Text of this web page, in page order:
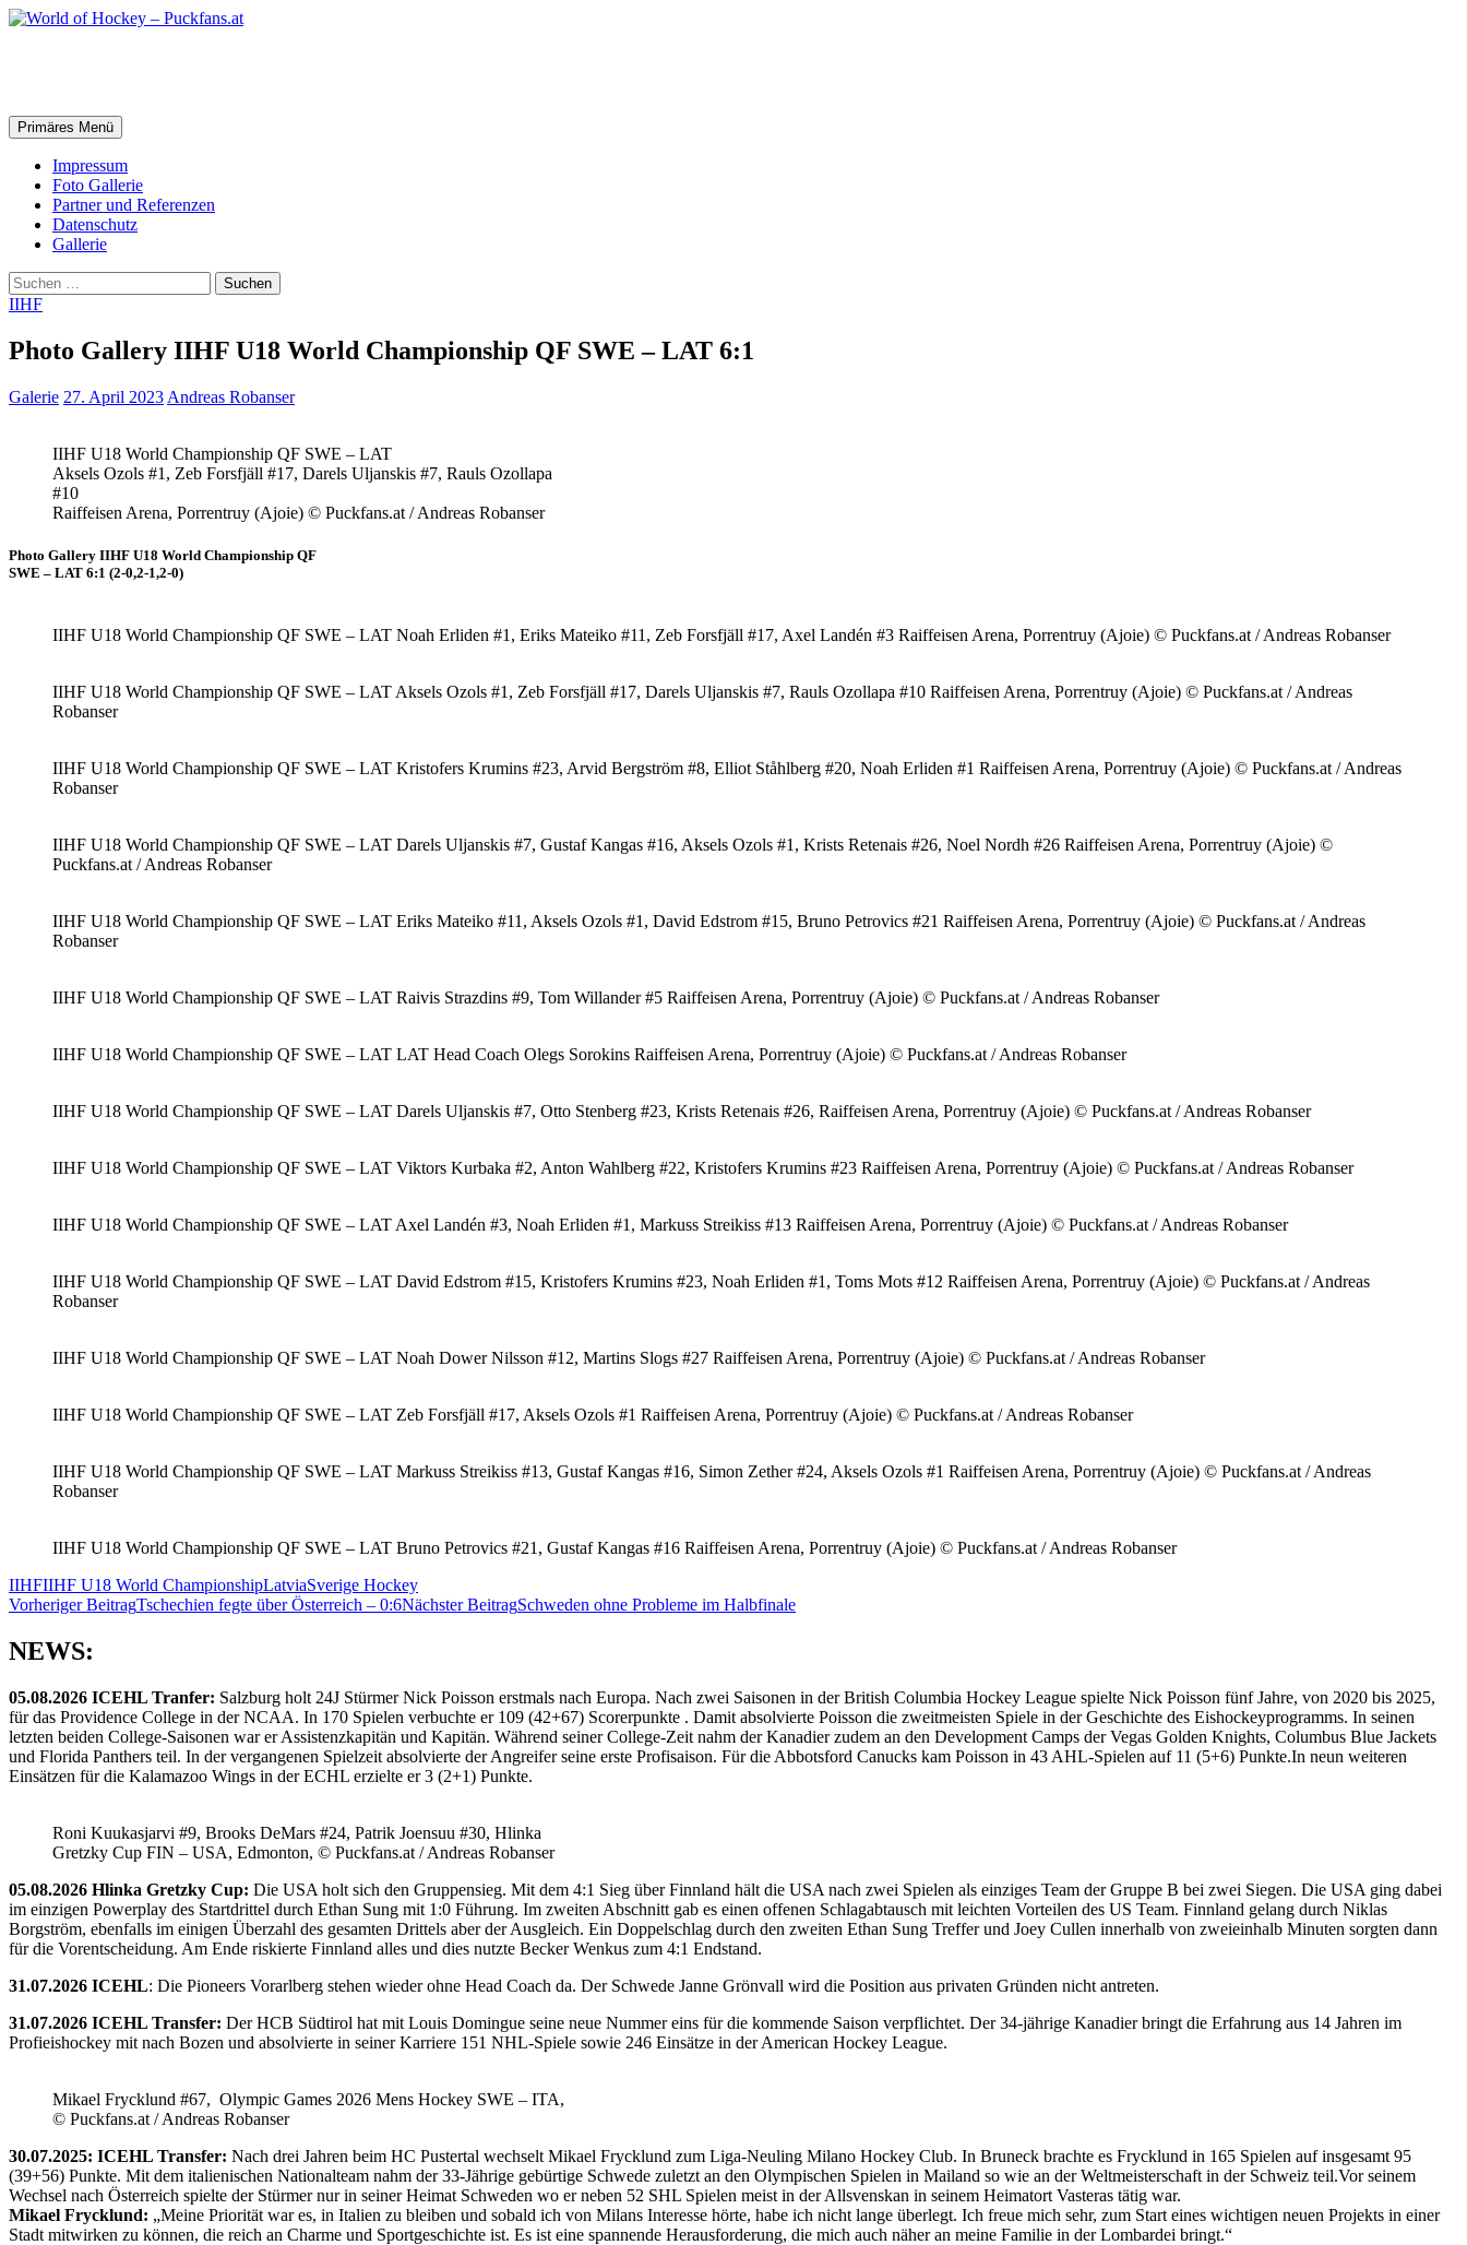
Zum
Suchen
Primäres Menü
Impressum
Foto Gallerie
Partner und Referenzen
Datenschutz
Gallerie
Suchen
nach:
IIHF
Photo Gallery IIHF U18 World Championship QF SWE – LAT 6:1
Galerie 27. April 2023 Andreas Robanser
IIHF U18 World Championship QF SWE – LAT
Aksels Ozols #1, Zeb Forsfjäll #17, Darels Uljanskis #7, Rauls Ozollapa
#10
Raiffeisen Arena, Porrentruy (Ajoie) © Puckfans.at / Andreas Robanser
Photo Gallery IIHF U18 World Championship QF
SWE – LAT 6:1 (2-0,2-1,2-0)
IIHF U18 World Championship QF SWE – LAT Noah Erliden #1, Eriks Mateiko #11, Zeb Forsfjäll #17, Axel Landén #3 Raiffeisen Arena, Porrentruy (Ajoie) © Puckfans.at / Andreas Robanser
IIHF U18 World Championship QF SWE – LAT Aksels Ozols #1, Zeb Forsfjäll #17, Darels Uljanskis #7, Rauls Ozollapa #10 Raiffeisen Arena, Porrentruy (Ajoie) © Puckfans.at / Andreas
Robanser
IIHF U18 World Championship QF SWE – LAT Kristofers Krumins #23, Arvid Bergström #8, Elliot Ståhlberg #20, Noah Erliden #1 Raiffeisen Arena, Porrentruy (Ajoie) © Puckfans.at / Andreas
Robanser
IIHF U18 World Championship QF SWE – LAT Darels Uljanskis #7, Gustaf Kangas #16, Aksels Ozols #1, Krists Retenais #26, Noel Nordh #26 Raiffeisen Arena, Porrentruy (Ajoie) ©
Puckfans.at / Andreas Robanser
IIHF U18 World Championship QF SWE – LAT Eriks Mateiko #11, Aksels Ozols #1, David Edstrom #15, Bruno Petrovics #21 Raiffeisen Arena, Porrentruy (Ajoie) © Puckfans.at / Andreas
Robanser
IIHF U18 World Championship QF SWE – LAT Raivis Strazdins #9, Tom Willander #5 Raiffeisen Arena, Porrentruy (Ajoie) © Puckfans.at / Andreas Robanser
IIHF U18 World Championship QF SWE – LAT LAT Head Coach Olegs Sorokins Raiffeisen Arena, Porrentruy (Ajoie) © Puckfans.at / Andreas Robanser
IIHF U18 World Championship QF SWE – LAT Darels Uljanskis #7, Otto Stenberg #23, Krists Retenais #26, Raiffeisen Arena, Porrentruy (Ajoie) © Puckfans.at / Andreas Robanser
IIHF U18 World Championship QF SWE – LAT Viktors Kurbaka #2, Anton Wahlberg #22, Kristofers Krumins #23 Raiffeisen Arena, Porrentruy (Ajoie) © Puckfans.at / Andreas Robanser
IIHF U18 World Championship QF SWE – LAT Axel Landén #3, Noah Erliden #1, Markuss Streikiss #13 Raiffeisen Arena, Porrentruy (Ajoie) © Puckfans.at / Andreas Robanser
IIHF U18 World Championship QF SWE – LAT David Edstrom #15, Kristofers Krumins #23, Noah Erliden #1, Toms Mots #12 Raiffeisen Arena, Porrentruy (Ajoie) © Puckfans.at / Andreas
Robanser
IIHF U18 World Championship QF SWE – LAT Noah Dower Nilsson #12, Martins Slogs #27 Raiffeisen Arena, Porrentruy (Ajoie) © Puckfans.at / Andreas Robanser
IIHF U18 World Championship QF SWE – LAT Zeb Forsfjäll #17, Aksels Ozols #1 Raiffeisen Arena, Porrentruy (Ajoie) © Puckfans.at / Andreas Robanser
IIHF U18 World Championship QF SWE – LAT Markuss Streikiss #13, Gustaf Kangas #16, Simon Zether #24, Aksels Ozols #1 Raiffeisen Arena, Porrentruy (Ajoie) © Puckfans.at / Andreas
Robanser
IIHF U18 World Championship QF SWE – LAT Bruno Petrovics #21, Gustaf Kangas #16 Raiffeisen Arena, Porrentruy (Ajoie) © Puckfans.at / Andreas Robanser
IIHFIIHF U18 World ChampionshipLatviaSverige Hockey
Beitragsnavigation
Vorheriger BeitragTschechien fegte über Österreich – 0:6Nächster BeitragSchweden ohne Probleme im Halbfinale
NEWS:
05.08.2026 ICEHL Tranfer: Salzburg holt 24J Stürmer Nick Poisson erstmals nach Europa. Nach zwei Saisonen in der British Columbia Hockey League spielte Nick Poisson fünf Jahre, von 2020 bis 2025,
für das Providence College in der NCAA. In 170 Spielen verbuchte er 109 (42+67) Scorerpunkte . Damit absolvierte Poisson die zweitmeisten Spiele in der Geschichte des Eishockeyprogramms. In seinen
letzten beiden College-Saisonen war er Assistenzkapitän und Kapitän. Während seiner College-Zeit nahm der Kanadier zudem an den Development Camps der Vegas Golden Knights, Columbus Blue Jackets
und Florida Panthers teil. In der vergangenen Spielzeit absolvierte der Angreifer seine erste Profisaison. Für die Abbotsford Canucks kam Poisson in 43 AHL-Spielen auf 11 (5+6) Punkte.In neun weiteren
Einsätzen für die Kalamazoo Wings in der ECHL erzielte er 3 (2+1) Punkte.
Roni Kuukasjarvi #9, Brooks DeMars #24, Patrik Joensuu #30, Hlinka
Gretzky Cup FIN – USA, Edmonton, © Puckfans.at / Andreas Robanser
05.08.2026 Hlinka Gretzky Cup: Die USA holt sich den Gruppensieg. Mit dem 4:1 Sieg über Finnland hält die USA nach zwei Spielen als einziges Team der Gruppe B bei zwei Siegen. Die USA ging dabei
im einzigen Powerplay des Startdrittel durch Ethan Sung mit 1:0 Führung. Im zweiten Abschnitt gab es einen offenen Schlagabtausch mit leichten Vorteilen des US Team. Finnland gelang durch Niklas
Borgström, ebenfalls im einigen Überzahl des gesamten Drittels aber der Ausgleich. Ein Doppelschlag durch den zweiten Ethan Sung Treffer und Joey Cullen innerhalb von zweieinhalb Minuten sorgten dann
für die Vorentscheidung. Am Ende riskierte Finnland alles und dies nutzte Becker Wenkus zum 4:1 Endstand.
31.07.2026 ICEHL: Die Pioneers Vorarlberg stehen wieder ohne Head Coach da. Der Schwede Janne Grönvall wird die Position aus privaten Gründen nicht antreten.
31.07.2026 ICEHL Transfer: Der HCB Südtirol hat mit Louis Domingue seine neue Nummer eins für die kommende Saison verpflichtet. Der 34-jährige Kanadier bringt die Erfahrung aus 14 Jahren im
Profieishockey mit nach Bozen und absolvierte in seiner Karriere 151 NHL-Spiele sowie 246 Einsätze in der American Hockey League.
Mikael Frycklund #67, Olympic Games 2026 Mens Hockey SWE – ITA,
© Puckfans.at / Andreas Robanser
30.07.2025: ICEHL Transfer: Nach drei Jahren beim HC Pustertal wechselt Mikael Frycklund zum Liga-Neuling Milano Hockey Club. In Bruneck brachte es Frycklund in 165 Spielen auf insgesamt 95
(39+56) Punkte. Mit dem italienischen Nationalteam nahm der 33-Jährige gebürtige Schwede zuletzt an den Olympischen Spielen in Mailand so wie an der Weltmeisterschaft in der Schweiz teil.Vor seinem
Wechsel nach Österreich spielte der Stürmer nur in seiner Heimat Schweden wo er neben 52 SHL Spielen meist in der Allsvenskan in seinem Heimatort Vasteras tätig war.
Mikael Frycklund: „Meine Priorität war es, in Italien zu bleiben und sobald ich von Milans Interesse hörte, habe ich nicht lange überlegt. Ich freue mich sehr, zum Start eines wichtigen neuen Projekts in einer
Stadt mitwirken zu können, die reich an Charme und Sportgeschichte ist. Es ist eine spannende Herausforderung, die mich auch näher an meine Familie in der Lombardei bringt.“